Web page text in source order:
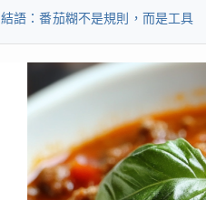
結語：番茄糊不是規則，而是工具